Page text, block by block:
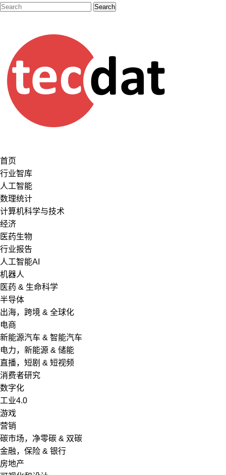
首页
行业智库
人工智能
数理统计
计算机科学与技术
经济
医药生物
行业报告
人工智能AI
机器人
医药 & 生命科学
半导体
出海，跨境 & 全球化
电商
新能源汽车 & 智能汽车
电力，新能源 & 储能
直播，短剧 & 短视频
消费者研究
数字化
工业4.0
游戏
营销
碳市场，净零碳 & 双碳
金融，保险 & 银行
房地产